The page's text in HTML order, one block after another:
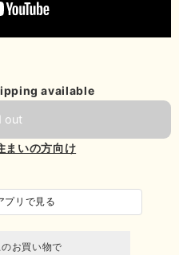
available
out
まいの方向け
プリで見る
お買い物で